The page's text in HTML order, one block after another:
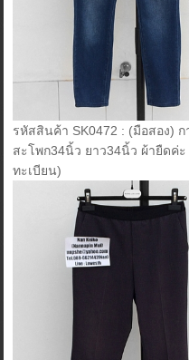
รหัสสินค้า SK0472 : (มือสอง) ก
สะโพก34นิ้ว ยาว34นิ้ว ผ้ายืดค่
ทะเบียน)